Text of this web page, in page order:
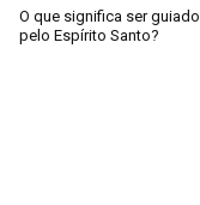
O que significa ser guiado
pelo Espírito Santo?